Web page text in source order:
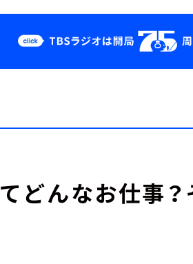
YouTube
どんなお仕事？